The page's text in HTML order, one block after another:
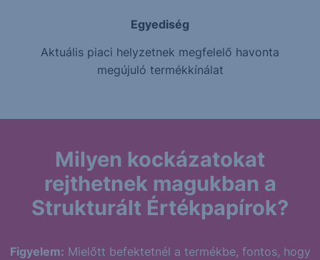
Egyediség
Aktuális piaci helyzetnek megfelelő havonta
megújuló termékkínálat
Milyen kockázatokat
rejthetnek magukban a
Strukturált Értékpapírok?
Figyelem: Mielőtt befektetnél a termékbe, fontos, hogy